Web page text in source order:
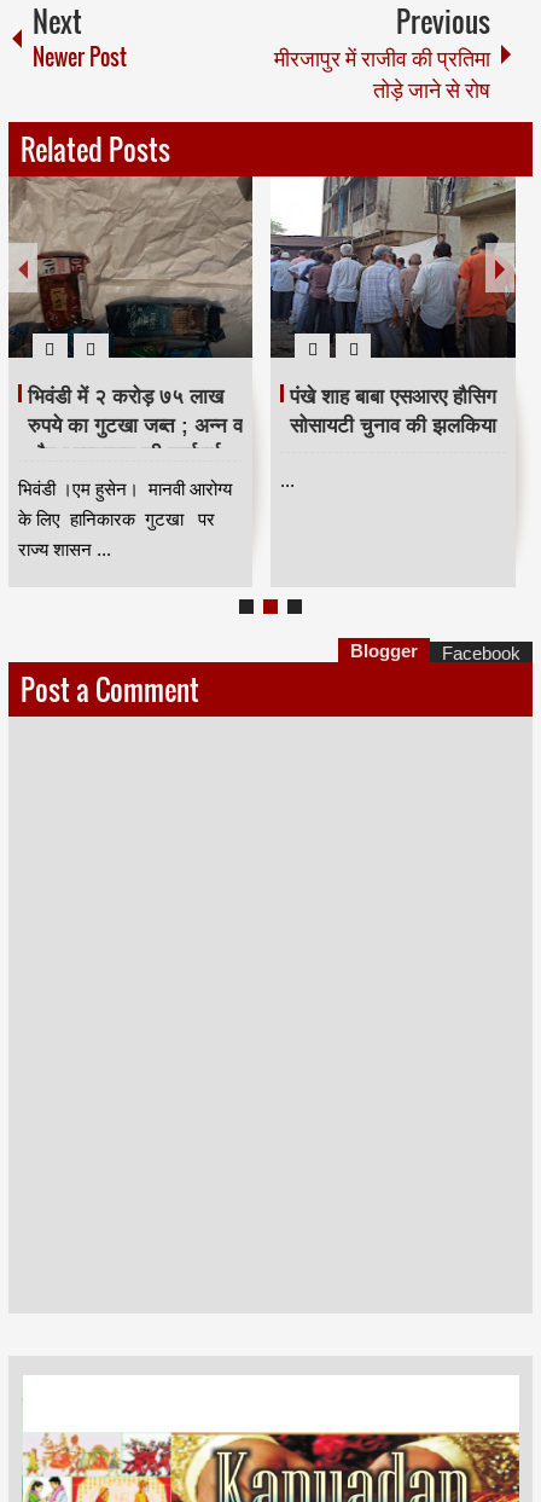
Next
Newer Post
Previous
मीरजापुर में राजीव की प्रतिमा
तोड़े जाने से रोष
Related Posts
भिवंडी में २ करोड़ ७५ लाख
रुपये का गुटखा जब्त ; अन्न व
औषध प्रशासन की कार्रवाई
भिवंडी ।एम हुसेन। मानवी आरोग्य
के लिए हानिकारक गुटखा पर
राज्य शासन ...
पंखे शाह बाबा एसआरए हौसिग
सोसायटी चुनाव की झलकिया
...
Post a Comment
Blogger Facebook